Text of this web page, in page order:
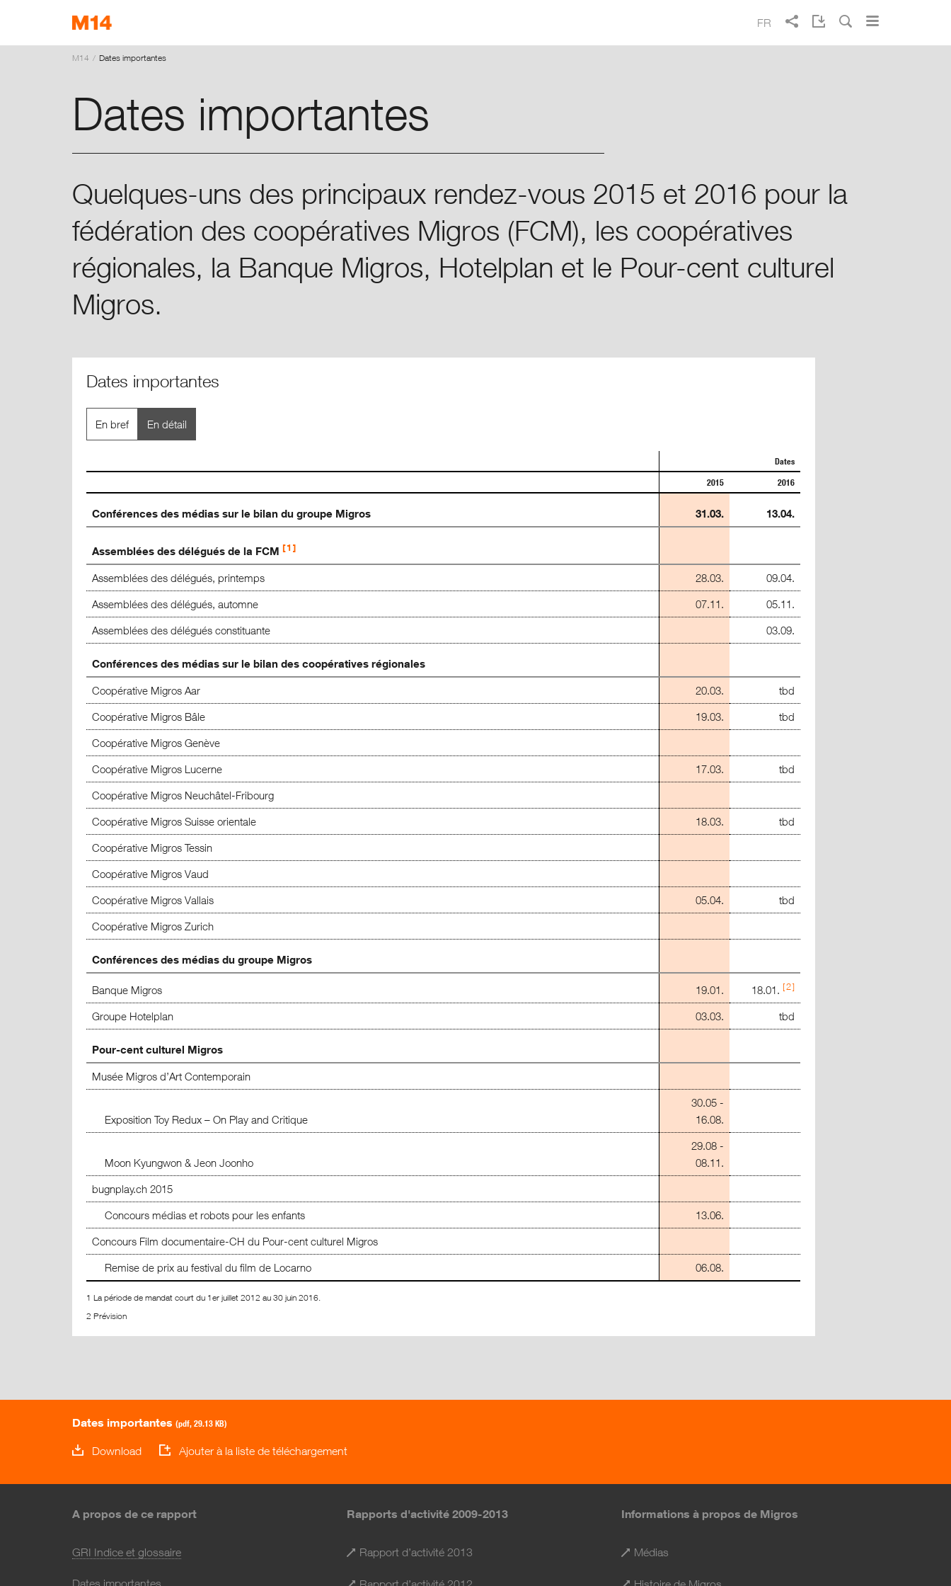
main
main
Gouvernance coopérative
Centre de download
FR
M14 Dates importantes
Dates importantes
Quelques-uns des principaux rendez-vous 2015 et 2016 pour la
fédération des coopératives Migros (FCM), les coopératives
régionales, la Banque Migros, Hotelplan et le Pour-cent culturel
Migros.
Dates importantes
En bref En détail
Dates
2015
2016
Conférences des médias sur le bilan du groupe Migros 31.03. 13.04.
Assemblées des délégués de la FCM 1
Assemblées des délégués, printemps 28.03. 09.04.
Assemblées des délégués, automne 07.11. 05.11.
Assemblées des délégués constituante 03.09.
Conférences des médias sur le bilan des coopératives régionales
Coopérative Migros Aar 20.03. tbd
Coopérative Migros Bâle 19.03. tbd
Coopérative Migros Genève
Coopérative Migros Lucerne 17.03. tbd
Coopérative Migros Neuchâtel-Fribourg
Coopérative Migros Suisse orientale 18.03. tbd
Coopérative Migros Tessin
Coopérative Migros Vaud
Coopérative Migros Vallais 05.04. tbd
Coopérative Migros Zurich
Conférences des médias du groupe Migros
Banque Migros 19.01. 18.01. 2
Groupe Hotelplan 03.03. tbd
Pour-cent culturel Migros
Musée Migros d’Art Contemporain
Exposition Toy Redux – On Play and Critique
30.05 -
16.08.
Moon Kyungwon & Jeon Joonho
29.08 -
08.11.
bugnplay.ch 2015
Concours médias et robots pour les enfants 13.06.
Concours Film documentaire-CH du Pour-cent culturel Migros
Remise de prix au festival du film de Locarno 06.08.
1 La période de mandat court du 1er juillet 2012 au 30 juin 2016.
2 Prévision
Dates importantes (pdf, 29.13 KB)
Download Ajouter à la liste de téléchargement
A propos de ce rapport
GRI Indice et glossaire
Dates importantes
Rapports d'activité 2009-2013
Rapport d’activité 2013
Informations à propos de Migros
Médias